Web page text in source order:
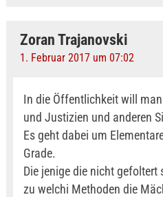
Zoran Trajanovski
1. Februar 2017 um 07:02
In die Öffentlichkeit will
und Justizien und anderen
Es geht dabei um
Grade.
Die jenige die nicht
zu welchi Methoden die